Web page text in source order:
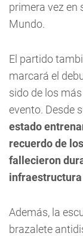
primera vez en
Mundo.
El partido
marcará el
sido de los
evento. Desde
estado
recuerdo de
fallecieron
Además, la
brazalete